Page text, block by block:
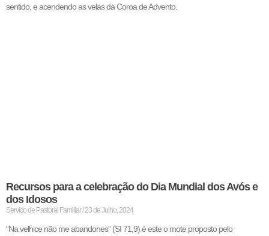
sentido, e acendendo as velas da Coroa de Advento.
Recursos para a celebração do Dia Mundial dos Avós e
dos Idosos
Serviço de Pastoral Familiar 23 de Julho, 2024
“Na velhice não me abandones” (SI 71,9) é este o mote proposto pelo